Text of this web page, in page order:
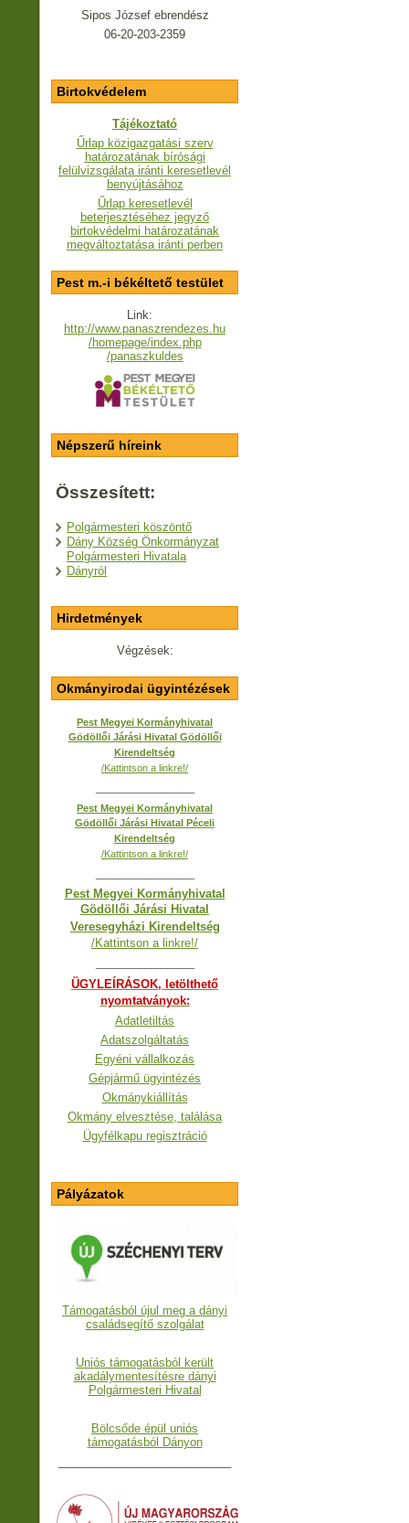
Sipos József ebrendész
06-20-203-2359
Birtokvédelem
Tájékoztató
Űrlap közigazgatási szerv
határozatának bírósági
felülvizsgálata iránti keresetlevél
benyújtásához
Űrlap keresetlevél
beterjesztéséhez jegyző
birtokvédelmi határozatának
megváltoztatása iránti perben
Pest m.-i békéltető testület
Link:
http://www.panaszrendezes.hu
/homepage/index.php
/panaszkuldes
Népszerű híreink
Összesített:
Polgármesteri köszöntő
Dány Község Önkormányzat
Polgármesteri Hivatala
Dányról
Hirdetmények
Végzések:
Okmányirodai ügyintézések
Pest Megyei Kormányhivatal
Gödöllői Járási Hivatal Gödöllői
Kirendeltség
/Kattintson a linkre!/
Pest Megyei Kormányhivatal
Gödöllői Járási Hivatal Péceli
Kirendeltség
/Kattintson a linkre!/
Pest Megyei Kormányhivatal
Gödöllői Járási Hivatal
Veresegyházi Kirendeltség
/Kattintson a linkre!/
ÜGYLEÍRÁSOK, letölthető
nyomtatványok:
Adatletiltás
Adatszolgáltatás
Egyéni vállalkozás
Gépjármű ügyintézés
Okmánykiállítás
Okmány elvesztése, találása
Ügyfélkapu regisztráció
Pályázatok
Támogatásból újul meg a dányi
családsegítő szolgálat
Uniós támogatásból került
akadálymentesítésre dányi
Polgármesteri Hivatal
Bölcsőde épül uniós
támogatásból Dányon